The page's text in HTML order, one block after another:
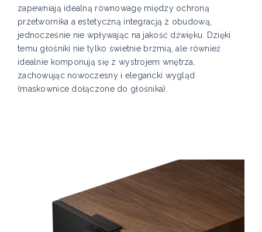
zapewniają idealną równowagę między ochroną
przetwornika a estetyczną integracją z obudową,
jednocześnie nie wpływając na jakość dźwięku. Dzięki
temu głośniki nie tylko świetnie brzmią, ale również
idealnie komponują się z wystrojem wnętrza,
zachowując nowoczesny i elegancki wygląd
(maskownice dołączone do głośnika).